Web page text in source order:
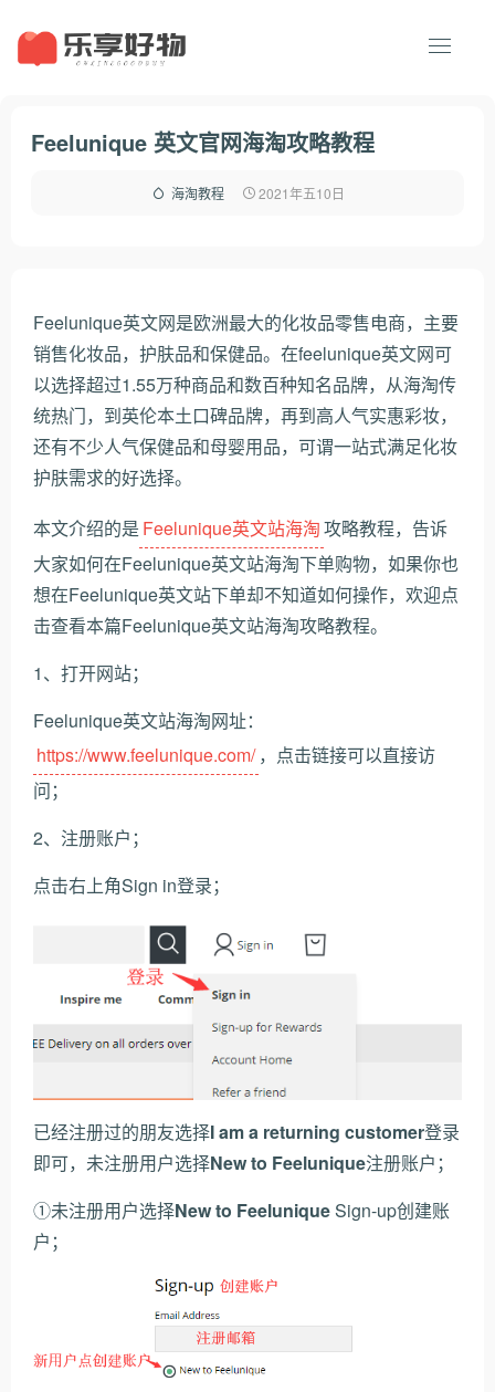
Feelunique 英文官网海淘攻略教程
海淘教程 2021年五10日
Feelunique英文网是欧洲最大的化妆品零售电商，主要
销售化妆品，护肤品和保健品。在feelunique英文网可
以选择超过1.55万种商品和数百种知名品牌，从海淘传
统热门，到英伦本土口碑品牌，再到高人气实惠彩妆，
还有不少人气保健品和母婴用品，可谓一站式满足化妆
护肤需求的好选择。
本文介绍的是 Feelunique英文站海淘攻略教程，告诉
大家如何在Feelunique英文站海淘下单购物，如果你也
想在Feelunique英文站下单却不知道如何操作，欢迎点
击查看本篇Feelunique英文站海淘攻略教程。
1、打开网站；
Feelunique英文站海淘网址：
https://www.feelunique.com/ ，点击链接可以直接访
问；
2、注册账户；
点击右上角Sign in登录；
已经注册过的朋友选择I am a returning customer登录
即可，未注册用户选择New to Feelunique注册账户；
①未注册用户选择New to FeeluniqueSign-up创建账
户；